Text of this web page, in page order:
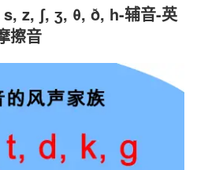
z, ʃ, ʒ, θ, ð, h-辅音-英
擦音